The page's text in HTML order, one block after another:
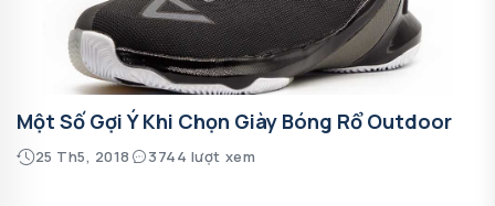
Một Số Gợi Ý Khi Chọn Giày Bóng Rổ Outdoor
25 Th5, 2018 3744 lượt xem